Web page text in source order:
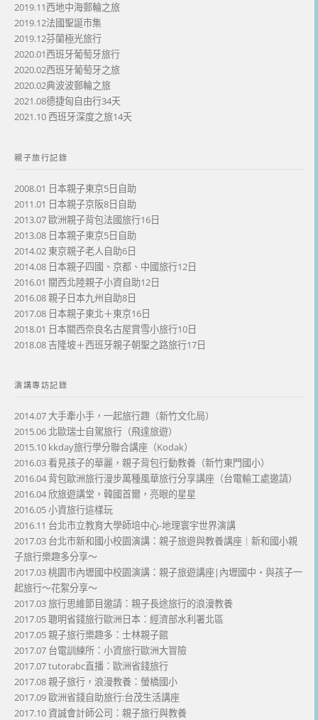
2019.11西地中海郵輪之旅
2019.12法國聖誕市集
2019.12芬蘭極光旅行
2020.01西班牙葡萄牙旅行
2020.02西班牙葡萄牙之旅
2020.02典波波郵輪之旅
2021.08德捷匈自由行34天
2021.10 西班牙深度之旅14天
親子旅行記錄
2008.01 日本親子東京5日自助
2011.01 日本親子京阪8日自助
2013.07 歐洲親子背包法國旅行16日
2013.08 日本親子東京5日自助
2014.02 東京親子老人自助6日
2014.08 日本親子四國、京都、中國旅行12日
2016.01 關西北陸親子小資自助12日
2016.08 親子日本九州自助8日
2017.08 日本親子東北＋東京16日
2018.01 日本關西奈良名古屋賞雪小旅行10日
2018.08 吉隆坡＋西班牙親子朝聖之路旅行17日
演講專訪記錄
2014.07 大手牽小手，一起旅行趣（新竹文化局）
2015.06 北歐瑞士自駕旅行（飛達旅遊）
2015.10 kkday旅行學分聯合講座（Kodak）
2016.03 看見孩子的華麗，親子背包行動教養（新竹東門國小）
2016.04 背包歐洲旅行漫步萬種風華旅行分享講座（台電輸工處邀請）
2016.04 欣旅遊講堂，韓國首爾，亮眼的星星
2016.05 小資旅行這樣玩
2016.11 台北市立教育大學師培中心-地理寰宇世界演講
2017.03 台北市新和國小校園演講：親子旅遊與教養講座｜新和國小親
子旅行樂趣多分享～
2017.03 桃園市內壢國中校園演講：親子旅遊講座|內壢國中・與孩子一
起旅行～花絮分享～
2017.03 旅行思維節目邀請：親子長途旅行的浪漫教養
2017.05 聰明省錢旅行歐洲日本：經濟部水利署北區
2017.05 親子旅行樂趣多：士林親子館
2017.07 台電訓練所：小資旅行歐洲大冒險
2017.07 tutorabc直播：歐洲省錢旅行
2017.08 親子旅行，浪漫教養：螢橋國小
2017.09 歐洲省錢自助旅行:台茂生活講座
2017.10 資誠會計師公司：親子旅行與教養